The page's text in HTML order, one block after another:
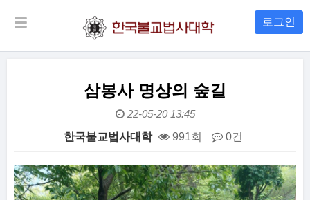
로그인
삼봉사 명상의 숲길
22-05-20 13:45
한국불교법사대학 991회 0건
본문